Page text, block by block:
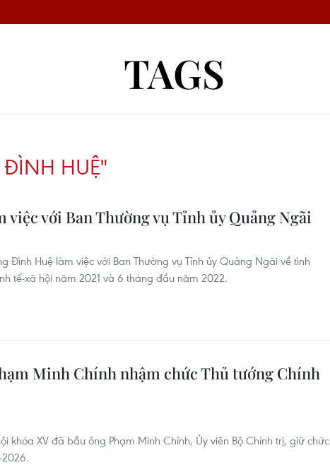
TAGS
HUỆ"
việc với Ban Thường vụ Tỉnh ủy Quảng Ngãi
Đình Huệ làm việc với Ban Thường vụ Tỉnh ủy Quảng Ngãi về tình
tế-xã hội năm 2021 và 6 tháng đầu năm 2022.
Minh Chính nhậm chức Thủ tướng Chính
khóa XV đã bầu ông Phạm Minh Chính, Ủy viên Bộ Chính trị, giữ chức